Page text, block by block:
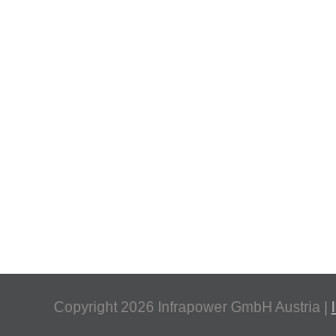
Copyright 2026 Infrapower GmbH Austria |